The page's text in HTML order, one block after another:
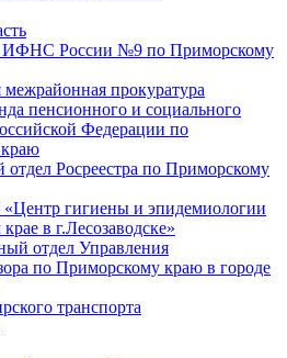
ИФНС России №9 по Приморскому
межрайонная прокуратура
пенсионного и социального
Федерации по
отдел Росреестра по Приморскому
гигиены и эпидемиологии
в г.Лесозаводске»
отдел Управления
по Приморскому краю в городе
транспорта